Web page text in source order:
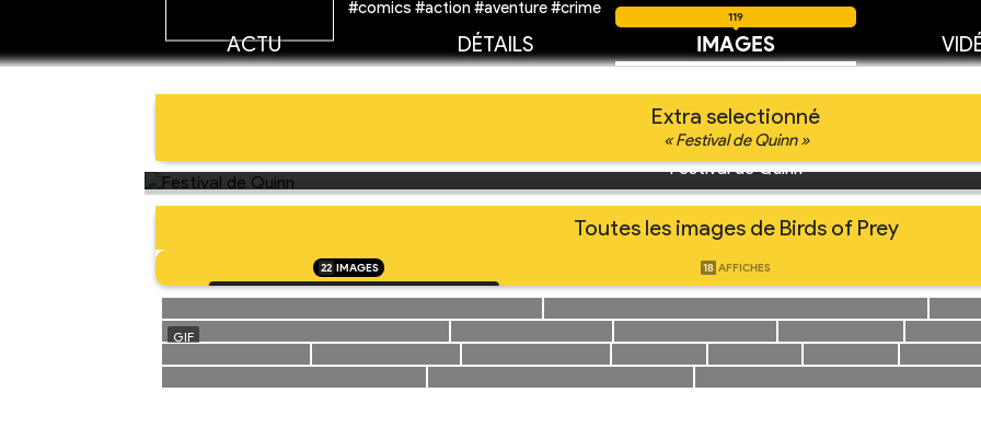
#comics #action #aventure #crime
ACTU DÉTAILS IMAGES
119
Extra selectionné
« Festival de Quinn »
Festival de Quinn
Toutes les images de Birds of Prey
22 IMAGES 18 AFFICHES